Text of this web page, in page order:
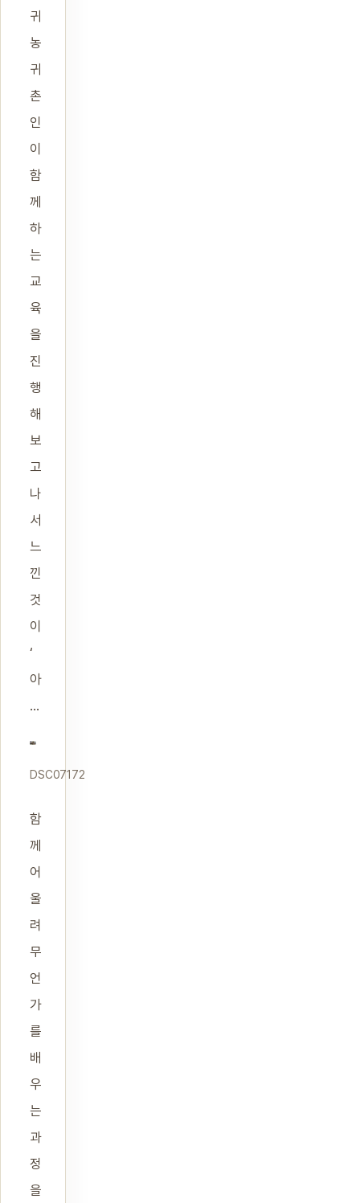
귀
농
귀
촌
인
이
함
께
하
는
교
육
을
진
행
해
보
고
나
서
느
낀
것
이
‘
아
...
DSC07172
함
께
어
울
려
무
언
가
를
배
우
는
과
정
을